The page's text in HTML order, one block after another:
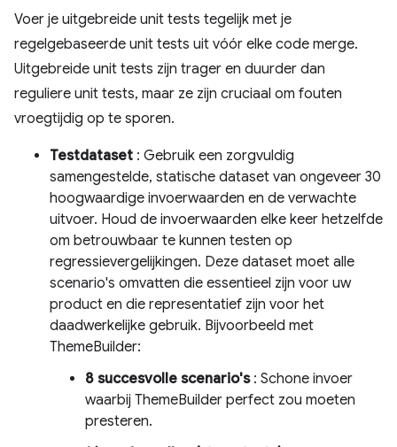
Voer je uitgebreide unit tests tegelijk met je
regelgebaseerde unit tests uit vóór elke code merge.
Uitgebreide unit tests zijn trager en duurder dan
reguliere unit tests, maar ze zijn cruciaal om fouten
vroegtijdig op te sporen.
Testdataset : Gebruik een zorgvuldig
samengestelde, statische dataset van ongeveer 30
hoogwaardige invoerwaarden en de verwachte
uitvoer. Houd de invoerwaarden elke keer hetzelfde
om betrouwbaar te kunnen testen op
regressievergelijkingen. Deze dataset moet alle
scenario's omvatten die essentieel zijn voor uw
product en die representatief zijn voor het
daadwerkelijke gebruik. Bijvoorbeeld met
ThemeBuilder:
8 succesvolle scenario's: Schone invoer
waarbij ThemeBuilder perfect zou moeten
presteren.